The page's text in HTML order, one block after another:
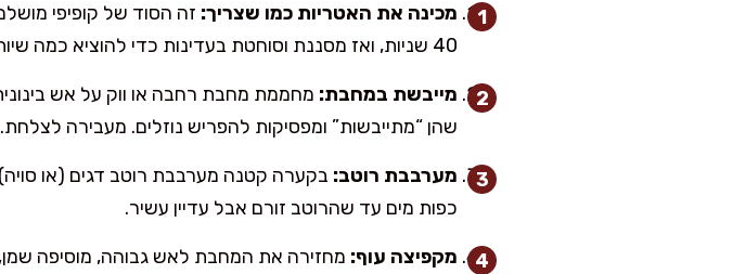
מכינה את האטריות כמו שצריך:
40 שניות, ואז מסננת וסוחטת בעדינות כדי להוציא כמה שיותר נוזלים.
מייבשת במחבת:
שהן “מתייבשות” ומפסיקות להפריש נוזלים. מעבירה לצלחת.
מערבבת רוטב:
כפות מים עד שהרוטב זורם אבל עדיין עשיר.
מקפיצה עוף: